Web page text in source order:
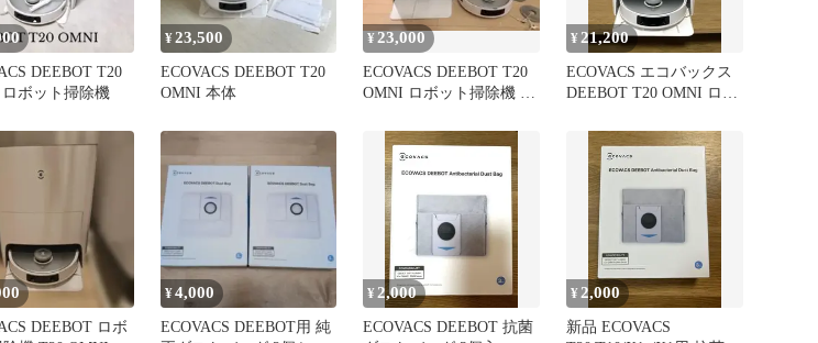
DEEBOT T20
ボット掃除機
¥23,500
ECOVACS DEEBOT T20
OMNI 本体
¥ 23,000
ECOVACS DEEBOT T20
OMNI ロボット掃除機 本
¥ 21,200
ECOVACS エコバックス
DEEBOT T20 OMNI ロボ
DEEBOT ロボ
¥4,000
ECOVACS DEEBOT用 純
¥ 2,000
ECOVACS DEEBOT 抗菌
¥ 2,000
新品 ECOVACS